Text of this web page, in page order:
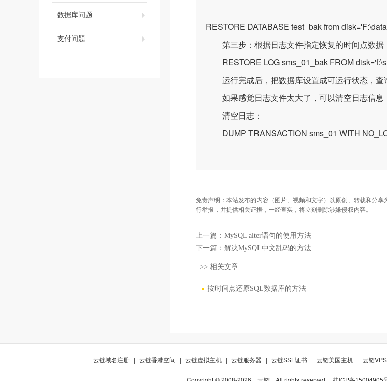
数据库问题
支付问题
RESTORE DATABASE test_bak from
第三步：根据日志文件指定恢复的时间点数据
RESTORE LOG sms_01_bak FROM
运行完成后，把数据库设置成可运行状态，查
如果感觉日志文件太大了，可以清空日志信息
清空日志：
DUMP TRANSACTION sms_01 WITH
免责声明：本站发布的内容（图片、视频和文字）以原创、转载和分
行举报，并提供相关证据，一经查实，将立刻删除涉嫌侵权内容。
上一篇： MySQL alter语句的使用方法
下一篇： 解决MySQL中文乱码的方法
>> 相关文章
按时间点还原SQL数据库的方法
云链域名注册 | 云链香港空间 | 云链虚拟主机 | 云链服务器 | 云链SSL证书 | 云链美国主机 | 云链VPS